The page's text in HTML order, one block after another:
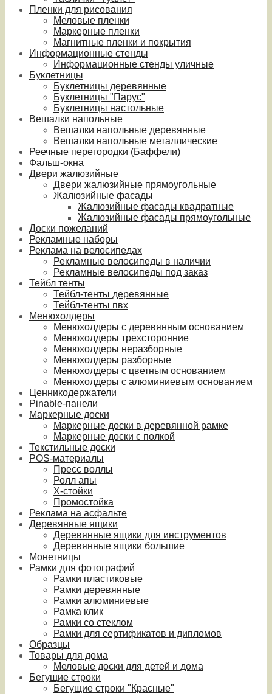
Пленки для рисования
Меловые пленки
Маркерные пленки
Магнитные пленки и покрытия
Информационные стенды
Информационные стенды уличные
Буклетницы
Буклетницы деревянные
Буклетницы "Парус"
Буклетницы настольные
Вешалки напольные
Вешалки напольные деревянные
Вешалки напольные металлические
Реечные перегородки (Баффели)
Фальш-окна
Двери жалюзийные
Двери жалюзийные прямоугольные
Жалюзийные фасады
Жалюзийные фасады квадратные
Жалюзийные фасады прямоугольные
Доски пожеланий
Рекламные наборы
Реклама на велосипедах
Рекламные велосипеды в наличии
Рекламные велосипеды под заказ
Тейбл тенты
Тейбл-тенты деревянные
Тейбл-тенты пвх
Менюхолдеры
Менюхолдеры с деревянным основанием
Менюхолдеры трехсторонние
Менюхолдеры неразборные
Менюхолдеры разборные
Менюхолдеры с цветным основанием
Менюхолдеры с алюминиевым основанием
Ценникодержатели
Pinable-панели
Маркерные доски
Маркерные доски в деревянной рамке
Маркерные доски с полкой
Текстильные доски
POS-материалы
Пресс воллы
Ролл апы
Х-стойки
Промостойка
Реклама на асфальте
Деревянные ящики
Деревянные ящики для инструментов
Деревянные ящики большие
Монетницы
Рамки для фотографий
Рамки пластиковые
Рамки деревянные
Рамки алюминиевые
Рамка клик
Рамки со стеклом
Рамки для сертификатов и дипломов
Образцы
Товары для дома
Меловые доски для детей и дома
Бегущие строки
Бегущие строки "Красные"